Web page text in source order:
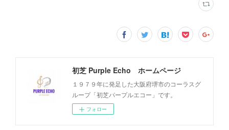
初芝 Purple Echo ホームページ
１９７９年に発足した大阪府堺市のコーラスグ
ループ「初芝パープルエコー」です。
フォロー